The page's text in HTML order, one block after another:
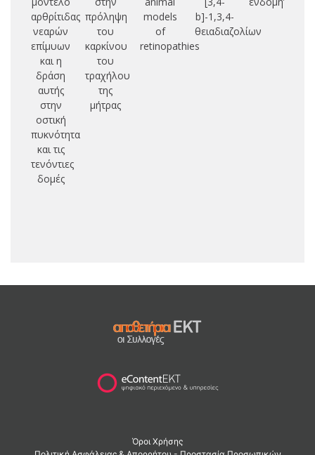
αρθρίτιδας
νεαρών
επίμυων
και η
δράση
αυτής
στην
οστική
πυκνότητα
και τις
τενόντιες
δομές
πρόληψη
του
καρκίνου
του
τραχήλου
της
μήτρας
models
of
retinopathies
b]-1,3,4-
θειαδιαζολίων